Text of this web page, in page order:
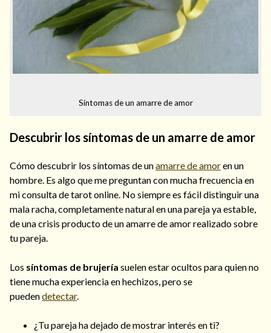
Síntomas de un amarre de amor
Descubrir los síntomas de un amarre de amor
Cómo descubrir los síntomas de unamarre de amoren un
hombre. Es algo que me preguntan con mucha frecuencia en
mi consulta de tarot online. No siempre es fácil distinguir una
mala racha, completamente natural en una pareja ya estable,
de una crisis producto de un amarre de amor realizado sobre
tu pareja.
Los síntomas de brujería suelen estar ocultos para quien no
tiene mucha experiencia en hechizos, pero se
puedendetectar.
¿Tu pareja ha dejado de mostrar interés en ti?